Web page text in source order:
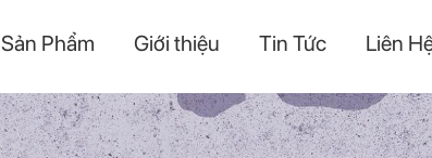
Sản Phẩm Giới thiệu Tin Tức Liên